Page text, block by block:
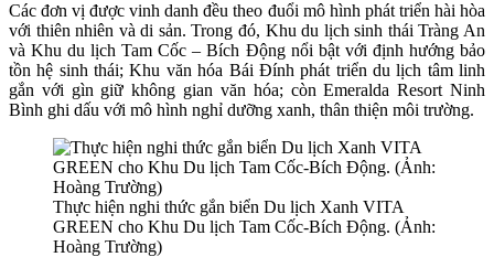
Các đơn vị được vinh danh đều theo đuổi mô hình phát triển hài hòa
với thiên nhiên và di sản. Trong đó, Khu du lịch sinh thái Tràng An
và Khu du lịch Tam Cốc – Bích Động nổi bật với định hướng bảo
tồn hệ sinh thái; Khu văn hóa Bái Đính phát triển du lịch tâm linh
gắn với gìn giữ không gian văn hóa; còn Emeralda Resort Ninh
Bình ghi dấu với mô hình nghỉ dưỡng xanh, thân thiện môi trường.
Thực hiện nghi thức gắn biển Du lịch Xanh VITA
GREEN cho Khu Du lịch Tam Cốc-Bích Động. (Ảnh:
Hoàng Trường)